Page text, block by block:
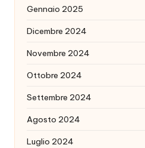
Gennaio 2025
Dicembre 2024
Novembre 2024
Ottobre 2024
Settembre 2024
Agosto 2024
Luglio 2024